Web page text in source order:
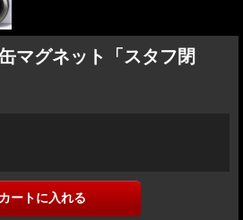
マグネット「スタフ閉